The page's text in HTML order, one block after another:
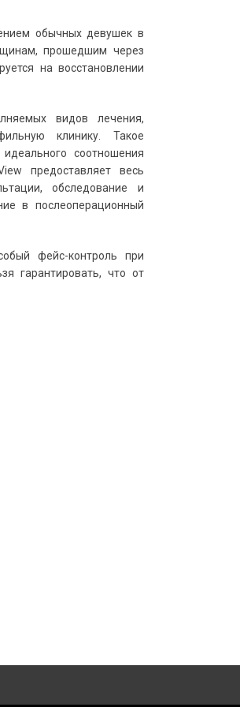
обычных девушек в
прошедшим через
на восстановлении
видов лечения,
клинику. Такое
соотношения
предоставляет весь
обследование и
в послеоперационный
фейс-контроль при
гарантировать, что от